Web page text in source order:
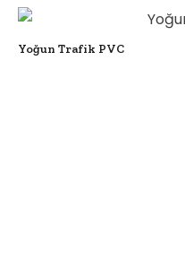
Yoğun Trafik PVC